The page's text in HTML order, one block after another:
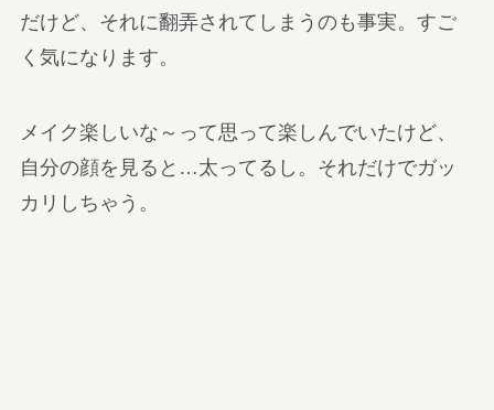
だけど、それに翻弄されてしまうのも事実。すご
く気になります。
メイク楽しいな～って思って楽しんでいたけど、
自分の顔を見ると…太ってるし。それだけでガッ
カリしちゃう。